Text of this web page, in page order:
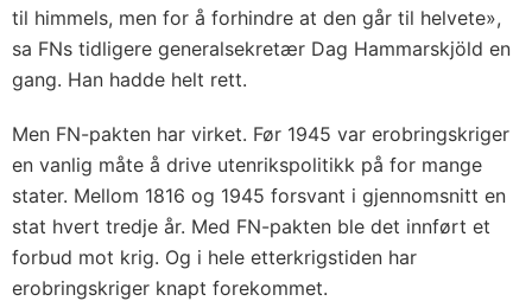
til himmels, men for å forhindre at den går til helvete»,
sa FNs tidligere generalsekretær Dag Hammarskjöld en
gang. Han hadde helt rett.
Men FN-pakten har virket. Før 1945 var erobringskriger
en vanlig måte å drive utenrikspolitikk på for mange
stater. Mellom 1816 og 1945 forsvant i gjennomsnitt en
stat hvert tredje år. Med FN-pakten ble det innført et
forbud mot krig. Og i hele etterkrigstiden har
erobringskriger knapt forekommet.